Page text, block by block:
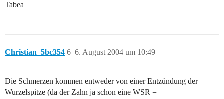
Tabea
Christian_5bc354 6. August 2004 um 10:49
6
Die Schmerzen kommen entweder von einer Entzündung der
Wurzelspitze (da der Zahn ja schon eine WSR =